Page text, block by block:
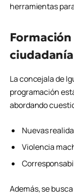
herramientas
ciudadanía
La concejala de
programación
abordando
Nuevas
Violencia
Además, se